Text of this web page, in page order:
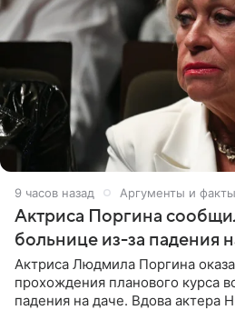
9 часов назад Аргументы и факты
Актриса Поргина
больнице из-за падения
Актриса Людмила Поргина
прохождения планового курса
падения на даче. Вдова актера